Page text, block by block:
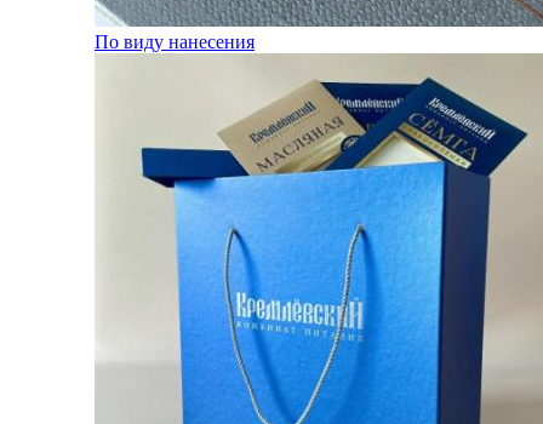
По виду нанесения